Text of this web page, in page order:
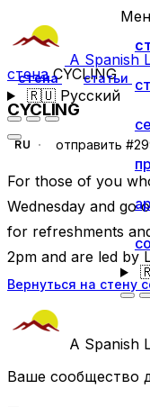
A Spanish
стена статьи
🇷🇺Русский
стенаCYCLING
CYCLING
RU отправить
For those of you
Wednesday and go
for refreshments
2pm and are led by
Вернуться на стену
A Spanish
Ваше сообщество